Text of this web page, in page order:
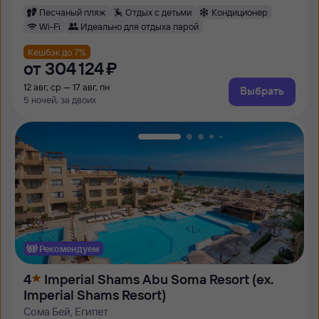
Песчаный пляж Отдых с детьми
Кондиционер
Wi-Fi
Идеально для отдыха парой
Кешбэк до 7%
от 304 ⁠124 ⁠₽
12 авг, ср — 17 авг, пн
5 ночей, за двоих
Выбрать
Рекомендуем
4
Imperial Shams Abu Soma Resort (ex.
Imperial Shams Resort)
Сома Бей, Египет